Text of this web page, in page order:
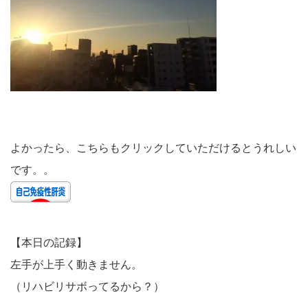
よかったら、こちらもクリックしていただけるとうれしい
です。。
【本日の記録】
左手が上手く動きません。
（リハビリサボってるから？）